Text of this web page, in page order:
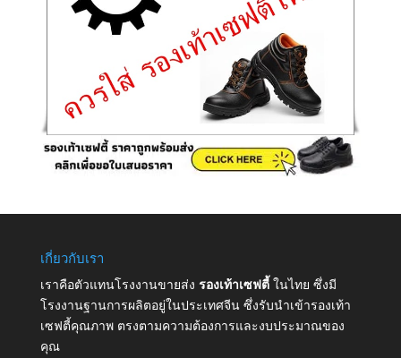
เกี่ยวกับเรา
เราคือตัวแทนโรงงานขายส่ง รองเท้าเซฟตี้ ในไทย ซึ่งมี
โรงงานฐานการผลิตอยู่ในประเทศจีน ซึ่งรับนำเข้ารองเท้า
เซฟตี้คุณภาพ ตรงตามความต้องการและงบประมาณของ
คุณ